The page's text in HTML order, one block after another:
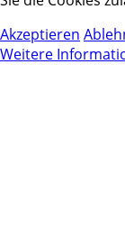
Akzeptieren
Weitere